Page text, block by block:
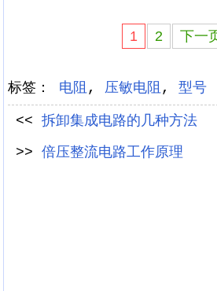
1 2 下一
标签： 电阻 , 压敏电阻 , 型号
<< 拆卸集成电路的几种方法
>> 倍压整流电路工作原理